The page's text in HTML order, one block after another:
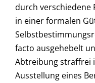
durch verschiedene
in einer formalen
facto ausgehebelt
Abtreibung straffrei
Ausstellung eines